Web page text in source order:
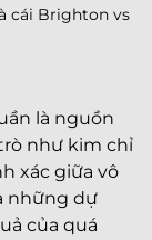
cái Brighton vs
là nguồn
như kim chỉ
xác giữa vô
những dự
của quá